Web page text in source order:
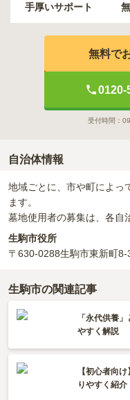
手厚いサポート
無料で
0120-
受付時間：
自治体情報
地域ごとに、市や町によっ
ます。
墓地使用者の募集は、各自
生駒市役所
〒630-0288生駒市東新町8-
生駒市の関連記事
「永代供養
やすく解説
【初心者向
りやすく紹介